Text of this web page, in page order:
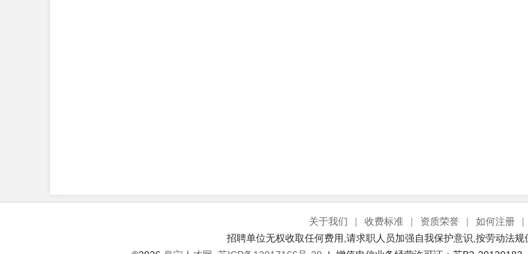
关于我们 | 收费标准 | 资质荣誉 | 如何注册 |
招聘单位无权收取任何费用,请求职人员加强自我保护意识,按劳动法